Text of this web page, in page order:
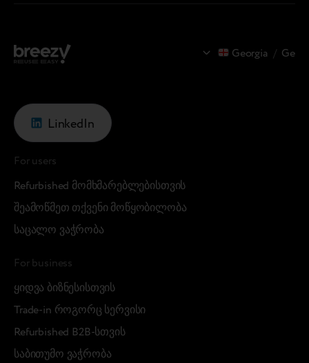
Georgia / Ge
LinkedIn
For users
Refurbished მომხმარებლებისთვის
შეამოწმეთ თქვენი მოწყობილობა
საცალო ვაჭრობა
For business
ყიდვა ბიზნესისთვის
Trade-in როგორც სერვისი
Refurbished B2B-სთვის
საბითუმო ვაჭრობა